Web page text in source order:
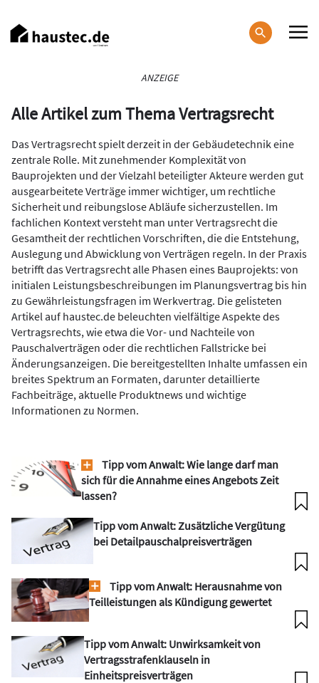
zum
Inhalt
ANZEIGE
Alle Artikel zum Thema Vertragsrecht
Das Vertragsrecht spielt derzeit in der Gebäudetechnik eine
zentrale Rolle. Mit zunehmender Komplexität von
Bauprojekten und der Vielzahl beteiligter Akteure werden gut
ausgearbeitete Verträge immer wichtiger, um rechtliche
Sicherheit und reibungslose Abläufe sicherzustellen. Im
fachlichen Kontext versteht man unter Vertragsrecht die
Gesamtheit der rechtlichen Vorschriften, die die Entstehung,
Auslegung und Abwicklung von Verträgen regeln. In der Praxis
betrifft das Vertragsrecht alle Phasen eines Bauprojekts: von
initialen Leistungsbeschreibungen im Planungsvertrag bis hin
zu Gewährleistungsfragen im Werkvertrag. Die gelisteten
Artikel auf haustec.de beleuchten vielfältige Aspekte des
Vertragsrechts, wie etwa die Vor- und Nachteile von
Pauschalverträgen oder die rechtlichen Fallstricke bei
Änderungsanzeigen. Die bereitgestellten Inhalte umfassen ein
breites Spektrum an Formaten, darunter detaillierte
Fachbeiträge, aktuelle Produktnews und wichtige
Informationen zu Normen.
Tipp vom Anwalt: Wie lange darf man
sich für die Annahme eines Angebots Zeit
lassen?
Tipp vom Anwalt: Zusätzliche Vergütung
bei Detailpauschalpreisverträgen
Tipp vom Anwalt: Herausnahme von
Teilleistungen als Kündigung gewertet
Tipp vom Anwalt: Unwirksamkeit von
Vertragsstrafenklauseln in
Einheitspreisverträgen